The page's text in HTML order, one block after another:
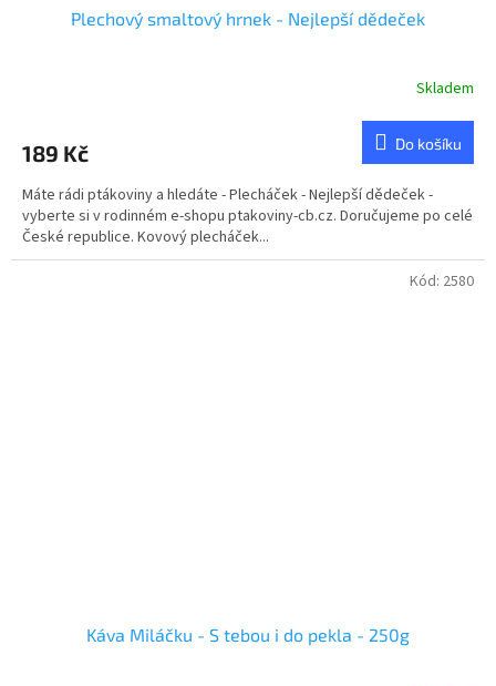
Plechový smaltový hrnek - Nejlepší dědeček
Skladem
189 Kč Do košíku
Máte rádi ptákoviny a hledáte - Plecháček - Nejlepší dědeček -
vyberte si v rodinném e-shopu ptakoviny-cb.cz. Doručujeme po celé
České republice. Kovový plecháček...
Káva Miláčku - S tebou i do pekla - 250g
Kód: 2580